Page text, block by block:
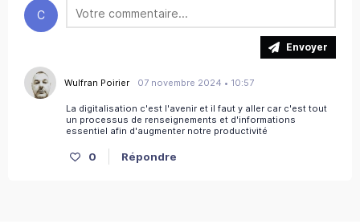
C
Envoyer
Wulfran Poirier 07 novembre 2024 • 10:57
La digitalisation c'est l'avenir et il faut y aller car c'est tout
un processus de renseignements et d'informations
essentiel afin d'augmenter notre productivité
0 Répondre